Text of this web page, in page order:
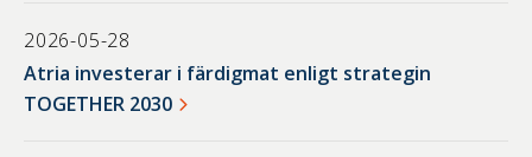
2026-05-28
Atria investerar i färdigmat enligt strategin
TOGETHER 2030